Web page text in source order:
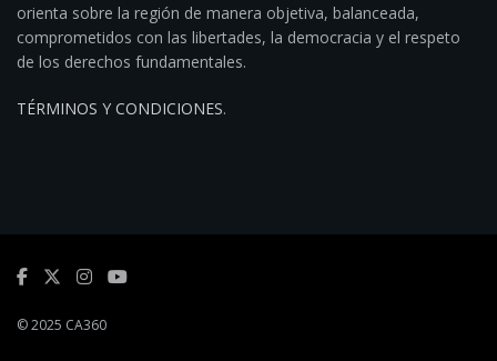
orienta sobre la región de manera objetiva, balanceada,
comprometidos con las libertades, la democracia y el respeto
de los derechos fundamentales.
TÉRMINOS Y CONDICIONES.
© 2025 CA360